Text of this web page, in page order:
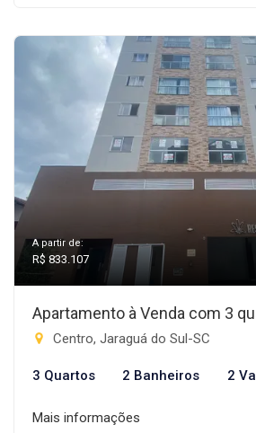
A partir de:
R$ 833.107
Apartamento à Venda com 3
Centro, Jaraguá do Sul-SC
3 Quartos 2 Banheiros 2
Mais informações